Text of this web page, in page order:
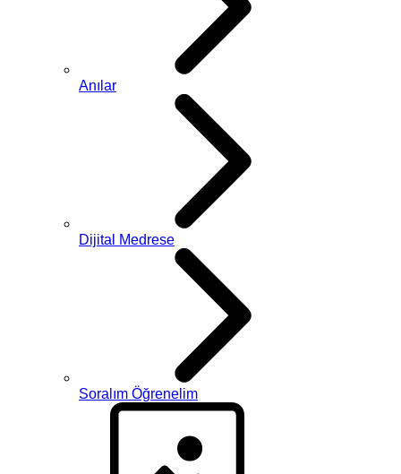
Anılar
Dijital Medrese
Soralım Öğrenelim